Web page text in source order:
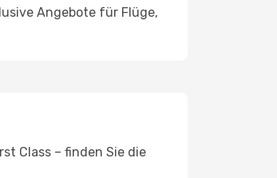
Angebote für Flüge,
Class – finden Sie die